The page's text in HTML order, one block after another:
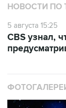
НОВОСТИ ПО
5 августа 15:25
CBS узнал,